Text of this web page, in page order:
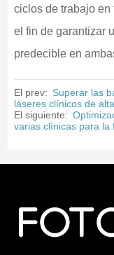
ciclos de trabajo
el fin de garantizar
predecible en
El prev: Superar las
láseres clínicos de
El siguiente:
varias clínicas para la